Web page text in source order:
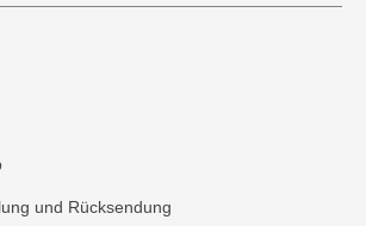
und Rücksendung